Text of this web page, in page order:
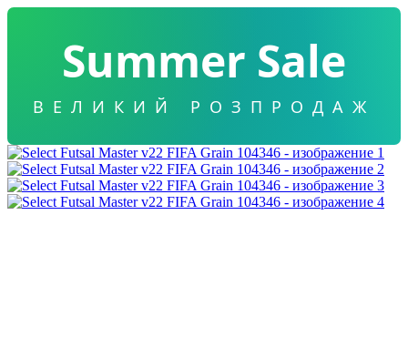
Summer Sale
ВЕЛИКИЙ РОЗПРОДАЖ